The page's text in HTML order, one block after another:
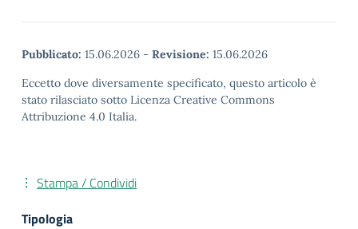
Pubblicato: 15.06.2026 - Revisione: 15.06.2026
Eccetto dove diversamente specificato, questo articolo è
stato rilasciato sotto Licenza Creative Commons
Attribuzione 4.0 Italia.
Stampa / Condividi
Tipologia